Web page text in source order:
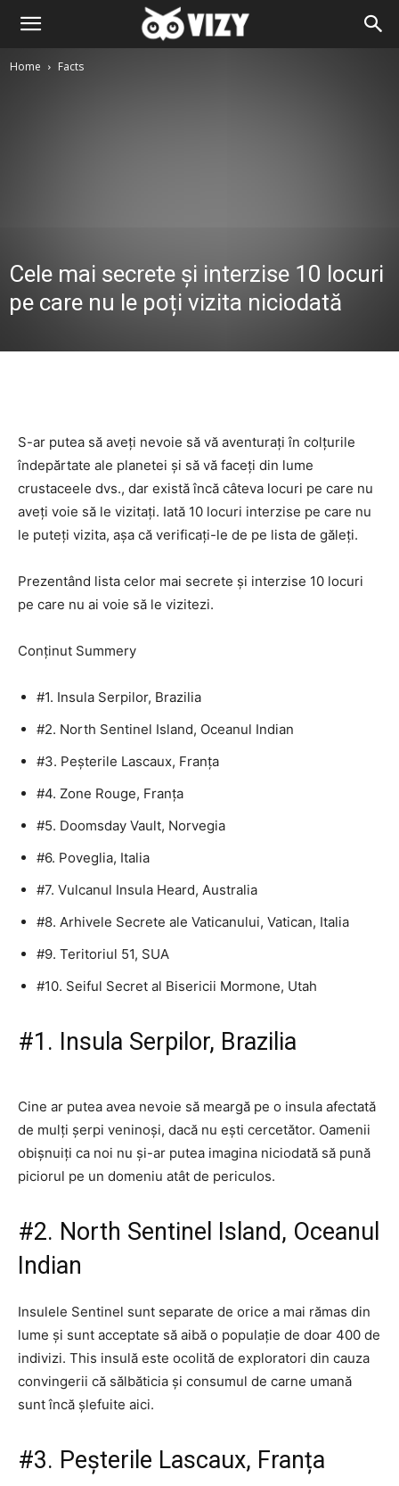
Home Facts
Cele mai secrete și interzise 10 locuri
pe care nu le poți vizita niciodată
S-ar putea să aveți nevoie să vă aventurați în colțurile
îndepărtate ale planetei și să vă faceți din lume
crustaceele dvs., dar există încă câteva locuri pe care nu
aveți voie să le vizitați. Iată 10 locuri interzise pe care nu
le puteți vizita, așa că verificați-le de pe lista de găleți.
Prezentând lista celor mai secrete și interzise 10 locuri
pe care nu ai voie să le vizitezi.
Conținut Summery
#1. Insula Serpilor, Brazilia
#2. North Sentinel Island, Oceanul Indian
#3. Peșterile Lascaux, Franța
#4. Zone Rouge, Franța
#5. Doomsday Vault, Norvegia
#6. Poveglia, Italia
#7. Vulcanul Insula Heard, Australia
#8. Arhivele Secrete ale Vaticanului, Vatican, Italia
#9. Teritoriul 51, SUA
#10. Seiful Secret al Bisericii Mormone, Utah
#1. Insula Serpilor, Brazilia
Cine ar putea avea nevoie să meargă pe o insula afectată
de mulți șerpi veninoși, dacă nu ești cercetător. Oamenii
obișnuiți ca noi nu și-ar putea imagina niciodată să pună
piciorul pe un domeniu atât de periculos.
#2. North Sentinel Island, Oceanul
Indian
Insulele Sentinel sunt separate de orice a mai rămas din
lume și sunt acceptate să aibă o populație de doar 400 de
indivizi. This insulă este ocolită de exploratori din cauza
convingerii că sălbăticia și consumul de carne umană
sunt încă șlefuite aici.
#3. Peșterile Lascaux, Franța